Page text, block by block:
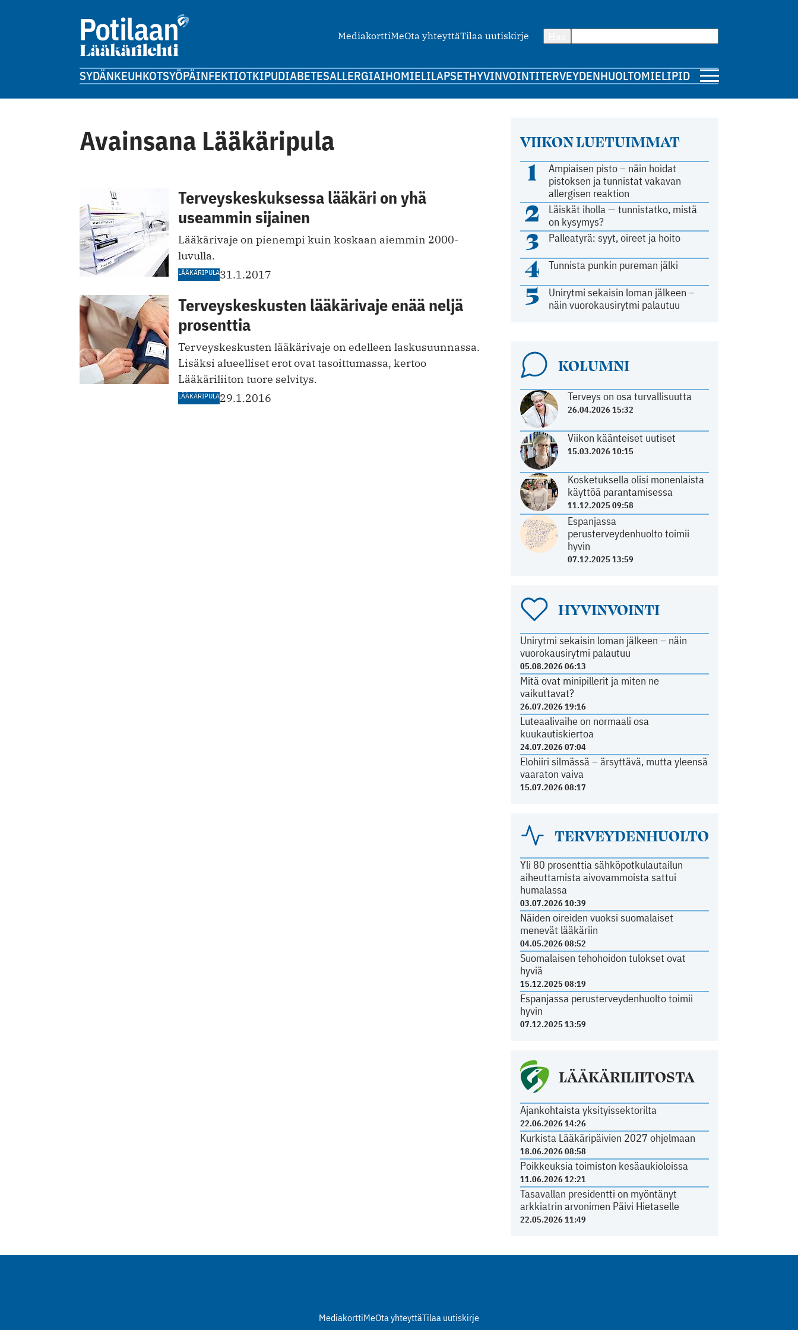
MediakorttiMeOta yhteyttäTilaa uutiskirje
SYDÄNKEUHKOTSYÖPÄINFEKTIOTKIPUDIABETESALLERGIAIHOMIELILAPSETHYVINVOINTITERVEYDENHUOLTOMIELIPIDE
Avainsana Lääkäripula
Terveyskeskuksessa lääkäri on yhä
useammin sijainen
Lääkärivaje on pienempi kuin koskaan aiemmin 2000-
luvulla.
LÄÄKÄRIPULA31.1.2017
Terveyskeskusten lääkärivaje enää neljä
prosenttia
Terveyskeskusten lääkärivaje on edelleen laskusuunnassa.
Lisäksi alueelliset erot ovat tasoittumassa, kertoo
Lääkäriliiton tuore selvitys.
LÄÄKÄRIPULA29.1.2016
VIIKON LUETUIMMAT
1
Ampiaisen pisto – näin hoidat
pistoksen ja tunnistat vakavan
allergisen reaktion
2
Läiskät iholla — tunnistatko, mistä
on kysymys?
3 Palleatyrä: syyt, oireet ja hoito
4 Tunnista punkin pureman jälki
5
Unirytmi sekaisin loman jälkeen –
näin vuorokausirytmi palautuu
KOLUMNI
Terveys on osa turvallisuutta
26.04.2026 15:32
Viikon käänteiset uutiset
15.03.2026 10:15
Kosketuksella olisi monenlaista
käyttöä parantamisessa
11.12.2025 09:58
Espanjassa
perusterveydenhuolto toimii
hyvin
07.12.2025 13:59
HYVINVOINTI
Unirytmi sekaisin loman jälkeen – näin
vuorokausirytmi palautuu
05.08.2026 06:13
Mitä ovat minipillerit ja miten ne
vaikuttavat?
26.07.2026 19:16
Luteaalivaihe on normaali osa
kuukautiskiertoa
24.07.2026 07:04
Elohiiri silmässä – ärsyttävä, mutta yleensä
vaaraton vaiva
15.07.2026 08:17
TERVEYDENHUOLTO
Yli 80 prosenttia sähköpotkulautailun
aiheuttamista aivovammoista sattui
humalassa
03.07.2026 10:39
Näiden oireiden vuoksi suomalaiset
menevät lääkäriin
04.05.2026 08:52
Suomalaisen tehohoidon tulokset ovat
hyviä
15.12.2025 08:19
Espanjassa perusterveydenhuolto toimii
hyvin
07.12.2025 13:59
LÄÄKÄRILIITOSTA
Ajankohtaista yksityissektorilta
22.06.2026 14:26
Kurkista Lääkäripäivien 2027 ohjelmaan
18.06.2026 08:58
Poikkeuksia toimiston kesäaukioloissa
11.06.2026 12:21
Tasavallan presidentti on myöntänyt
arkkiatrin arvonimen Päivi Hietaselle
22.05.2026 11:49
MediakorttiMeOta yhteyttäTilaa uutiskirje